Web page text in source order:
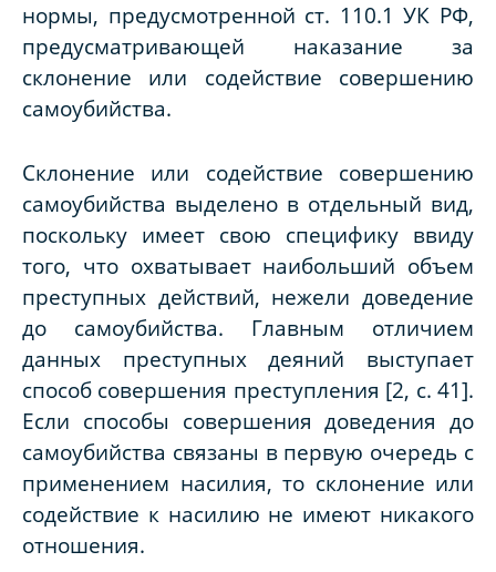
нормы, предусмотренной ст. 110.1 УК РФ,
предусматривающей наказание за
склонение или содействие совершению
самоубийства.
Склонение или содействие совершению
самоубийства выделено в отдельный вид,
поскольку имеет свою специфику ввиду
того, что охватывает наибольший объем
преступных действий, нежели доведение
до самоубийства. Главным отличием
данных преступных деяний выступает
способ совершения преступления [2, c. 41].
Если способы совершения доведения до
самоубийства связаны в первую очередь с
применением насилия, то склонение или
содействие к насилию не имеют никакого
отношения.